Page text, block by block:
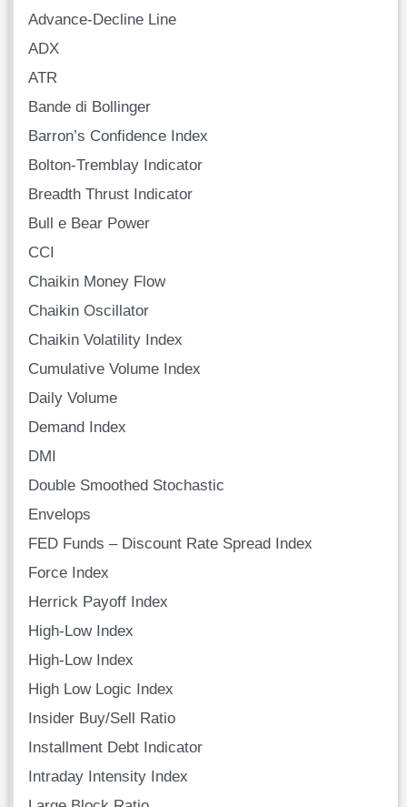
Advance-Decline Line
ADX
ATR
Bande di Bollinger
Barron’s Confidence Index
Bolton-Tremblay Indicator
Breadth Thrust Indicator
Bull e Bear Power
CCI
Chaikin Money Flow
Chaikin Oscillator
Chaikin Volatility Index
Cumulative Volume Index
Daily Volume
Demand Index
DMI
Double Smoothed Stochastic
Envelops
FED Funds – Discount Rate Spread Index
Force Index
Herrick Payoff Index
High-Low Index
High-Low Index
High Low Logic Index
Insider Buy/Sell Ratio
Installment Debt Indicator
Intraday Intensity Index